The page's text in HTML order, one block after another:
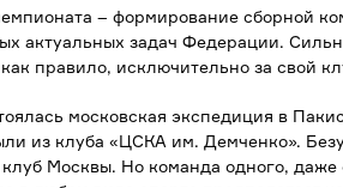
– формирование сборной
актуальных задач Федерации.
правило, исключительно за свой
московская экспедиция в
из клуба «ЦСКА им. Демченко».
Москвы. Но команда одного,